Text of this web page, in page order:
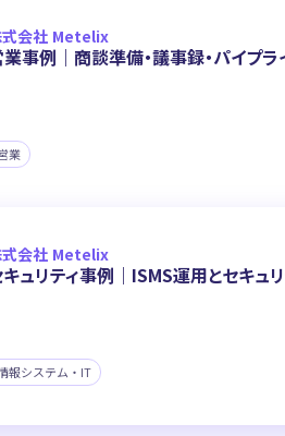
式会社 Metelix
事例｜商談準備・議事録・パイプ
業
式会社 Metelix
ュリティ事例｜ISMS運用とセキュ
報システム・IT